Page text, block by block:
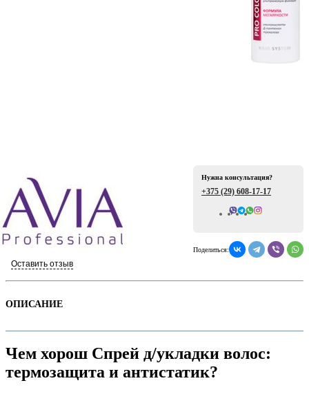
Всего отзывов: 0
Оставить отзыв
Нужна консультация?
+375 (29) 608-17-17
Поделиться:
ОПИСАНИЕ
Чем хорош Спрей д/укладки волос:
термозащита и антистатик?